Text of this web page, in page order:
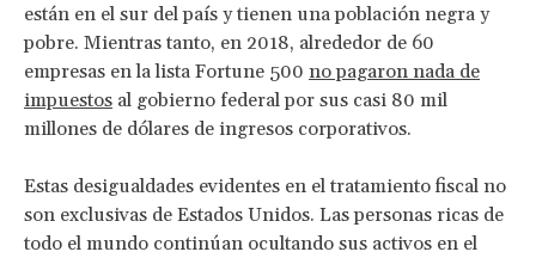
están en el sur del país y tienen una población negra y
pobre. Mientras tanto, en 2018, alrededor de 60
empresas en la lista Fortune 500 no pagaron nada de
impuestos al gobierno federal por sus casi 80 mil
millones de dólares de ingresos corporativos.
Estas desigualdades evidentes en el tratamiento fiscal no
son exclusivas de Estados Unidos. Las personas ricas de
todo el mundo continúan ocultando sus activos en el